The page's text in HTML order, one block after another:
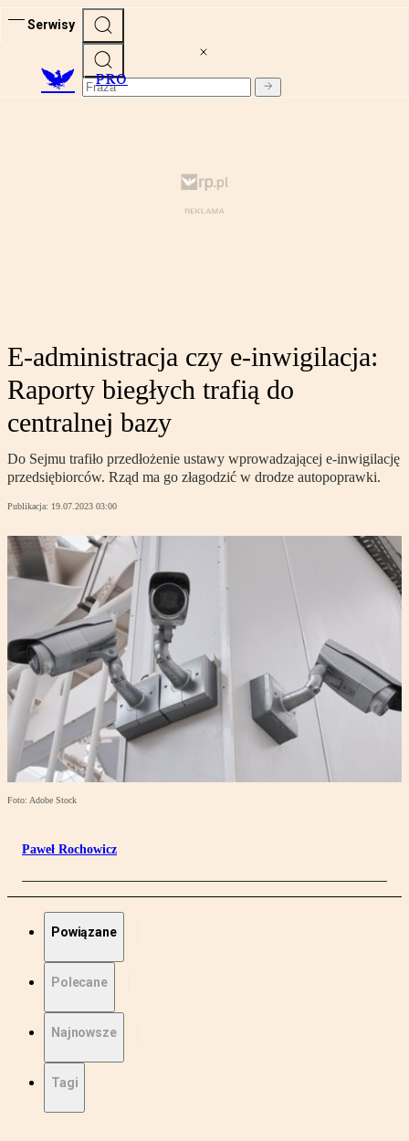
Serwisy
PRO
E-administracja czy e-inwigilacja:
Raporty biegłych trafią do
centralnej bazy
Do Sejmu trafiło przedłożenie ustawy wprowadzającej e-inwigilację
przedsiębiorców. Rząd ma go złagodzić w drodze autopoprawki.
Publikacja: 19.07.2023 03:00
Foto: Adobe Stock
Paweł Rochowicz
Powiązane
Polecane
Najnowsze
Tagi